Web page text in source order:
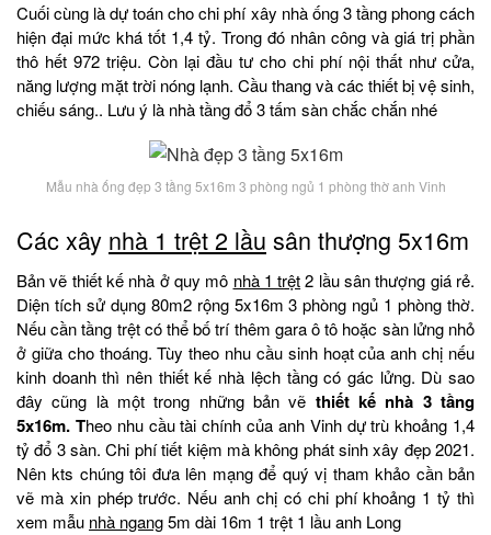
Cuối cùng là dự toán cho chi phí xây nhà ống 3 tầng phong cách
hiện đại mức khá tốt 1,4 tỷ. Trong đó nhân công và giá trị phần
thô hết 972 triệu. Còn lại đầu tư cho chi phí nội thất như cửa,
năng lượng mặt trời nóng lạnh. Cầu thang và các thiết bị vệ sinh,
chiếu sáng.. Lưu ý là nhà tầng đổ 3 tấm sàn chắc chắn nhé
Mẫu nhà ống đẹp 3 tầng 5x16m 3 phòng ngủ 1 phòng thờ anh Vinh
Các xây nhà 1 trệt 2 lầu sân thượng 5x16m
Bản vẽ thiết kế nhà ở quy mô nhà 1 trệt2 lầu sân thượng giá rẻ.
Diện tích sử dụng 80m2 rộng 5x16m 3 phòng ngủ 1 phòng thờ.
Nếu cần tầng trệt có thể bố trí thêm gara ô tô hoặc sàn lửng nhỏ
ở giữa cho thoáng. Tùy theo nhu cầu sinh hoạt của anh chị nếu
kinh doanh thì nên thiết kế nhà lệch tầng có gác lửng. Dù sao
đây cũng là một trong những bản vẽ thiết kế nhà 3 tầng
5x16m. Theo nhu cầu tài chính của anh Vinh dự trù khoảng 1,4
tỷ đổ 3 sàn. Chi phí tiết kiệm mà không phát sinh xây đẹp 2021.
Nên kts chúng tôi đưa lên mạng để quý vị tham khảo cần bản
vẽ mà xin phép trước. Nếu anh chị có chi phí khoảng 1 tỷ thì
xem mẫu nhà ngang5m dài 16m 1 trệt 1 lầu anh Long